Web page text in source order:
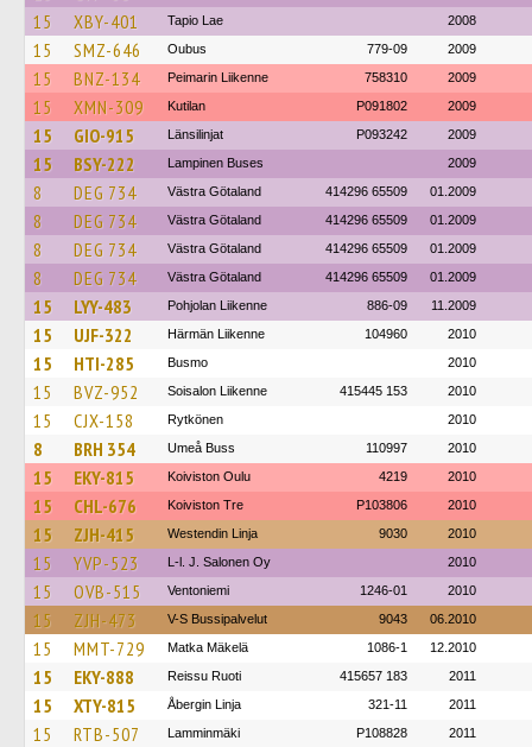
15 XBY-401 Tapio Lae 2008
15 SMZ-646 Oubus 779-09 2009
15 BNZ-134 Peimarin Liikenne 758310 2009
15 XMN-309 Kutilan P091802 2009
15 GIO-915 Länsilinjat P093242 2009
15 BSY-222 Lampinen Buses 2009
8 DEG 734 Västra Götaland 414296 65509 01.2009
8 DEG 734 Västra Götaland 414296 65509 01.2009
8 DEG 734 Västra Götaland 414296 65509 01.2009
8 DEG 734 Västra Götaland 414296 65509 01.2009
15 LYY-483 Pohjolan Liikenne 886-09 11.2009
15 UJF-322 Härmän Liikenne 104960 2010
15 HTI-285 Busmo 2010
15 BVZ-952 Soisalon Liikenne 415445 153 2010
15 CJX-158 Rytkönen 2010
8 BRH 354 Umeå Buss 110997 2010
15 EKY-815 Koiviston Oulu 4219 2010
15 CHL-676 Koiviston Tre P103806 2010
15 ZJH-415 Westendin Linja 9030 2010
15 YVP-523 L-l. J. Salonen Oy 2010
15 OVB-515 Ventoniemi 1246-01 2010
15 ZJH-473 V-S Bussipalvelut 9043 06.2010
15 MMT-729 Matka Mäkelä 1086-1 12.2010
15 EKY-888 Reissu Ruoti 415657 183 2011
15 XTY-815 Åbergin Linja 321-11 2011
15 RTB-507 Lamminmäki P108828 2011